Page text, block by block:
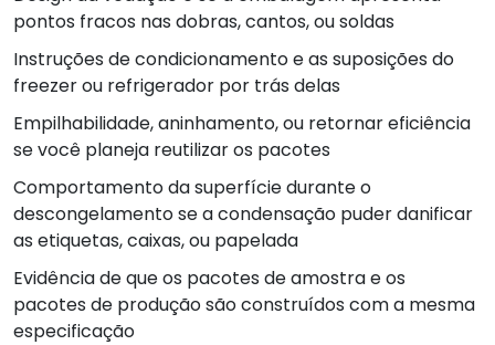
pontos fracos nas dobras, cantos, ou soldas
Instruções de condicionamento e as suposições do
freezer ou refrigerador por trás delas
Empilhabilidade, aninhamento, ou retornar eficiência
se você planeja reutilizar os pacotes
Comportamento da superfície durante o
descongelamento se a condensação puder danificar
as etiquetas, caixas, ou papelada
Evidência de que os pacotes de amostra e os
pacotes de produção são construídos com a mesma
especificação